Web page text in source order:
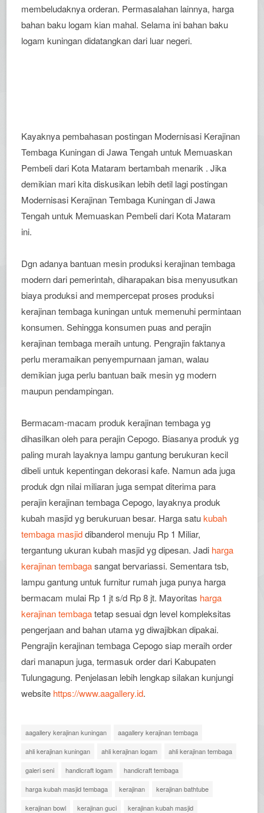
membeludaknya orderan. Permasalahan lainnya, harga
bahan baku logam kian mahal. Selama ini bahan baku
logam kuningan didatangkan dari luar negeri.
Kayaknya pembahasan postingan Modernisasi Kerajinan
Tembaga Kuningan di Jawa Tengah untuk Memuaskan
Pembeli dari Kota Mataram bertambah menarik . Jika
demikian mari kita diskusikan lebih detil lagi postingan
Modernisasi Kerajinan Tembaga Kuningan di Jawa
Tengah untuk Memuaskan Pembeli dari Kota Mataram
ini.
Dgn adanya bantuan mesin produksi kerajinan tembaga
modern dari pemerintah, diharapakan bisa menyusutkan
biaya produksi and mempercepat proses produksi
kerajinan tembaga kuningan untuk memenuhi permintaan
konsumen. Sehingga konsumen puas and perajin
kerajinan tembaga meraih untung. Pengrajin faktanya
perlu meramaikan penyempurnaan jaman, walau
demikian juga perlu bantuan baik mesin yg modern
maupun pendampingan.
Bermacam-macam produk kerajinan tembaga yg
dihasilkan oleh para perajin Cepogo. Biasanya produk yg
paling murah layaknya lampu gantung berukuran kecil
dibeli untuk kepentingan dekorasi kafe. Namun ada juga
produk dgn nilai miliaran juga sempat diterima para
perajin kerajinan tembaga Cepogo, layaknya produk
kubah masjid yg berukuruan besar. Harga satukubah
tembaga masjiddibanderol menuju Rp 1 Miliar,
tergantung ukuran kubah masjid yg dipesan. Jadi harga
kerajinan tembagasangat bervariassi. Sementara tsb,
lampu gantung untuk furnitur rumah juga punya harga
bermacam mulai Rp 1 jt s/d Rp 8 jt. Mayoritas harga
kerajinan tembagatetap sesuai dgn level kompleksitas
pengerjaan and bahan utama yg diwajibkan dipakai.
Pengrajin kerajinan tembaga Cepogo siap meraih order
dari manapun juga, termasuk order dari Kabupaten
Tulungagung. Penjelasan lebih lengkap silakan kunjungi
website https://www.aagallery.id.
aagallery kerajinan kuningan
aagallery kerajinan tembaga
ahli kerajinan kuningan
ahli kerajinan logam
ahli kerajinan tembaga
galeri seni
handicraft logam
handicraft tembaga
harga kubah masjid tembaga
kerajinan
kerajinan bathtube
kerajinan bowl
kerajinan guci kerajinan kubah masjid